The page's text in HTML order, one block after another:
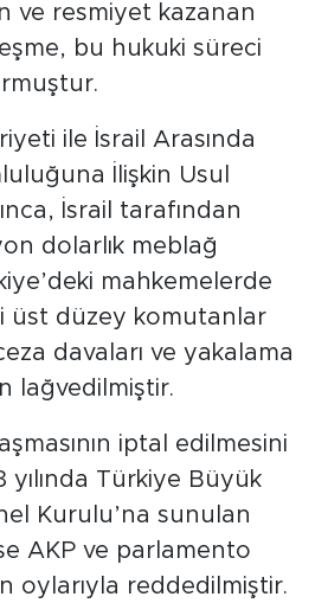
ve resmiyet kazanan
bu hukuki süreci
ile İsrail Arasında
İlişkin Usul
İsrail tarafından
dolarlık meblağ
mahkemelerde
üst düzey komutanlar
davaları ve yakalama
lağvedilmiştir.
iptal edilmesini
yılında Türkiye Büyük
Kurulu’na sunulan
AKP ve parlamento
oylarıyla reddedilmiştir.